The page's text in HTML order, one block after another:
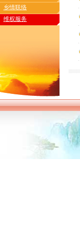
乡情联络
维权服务